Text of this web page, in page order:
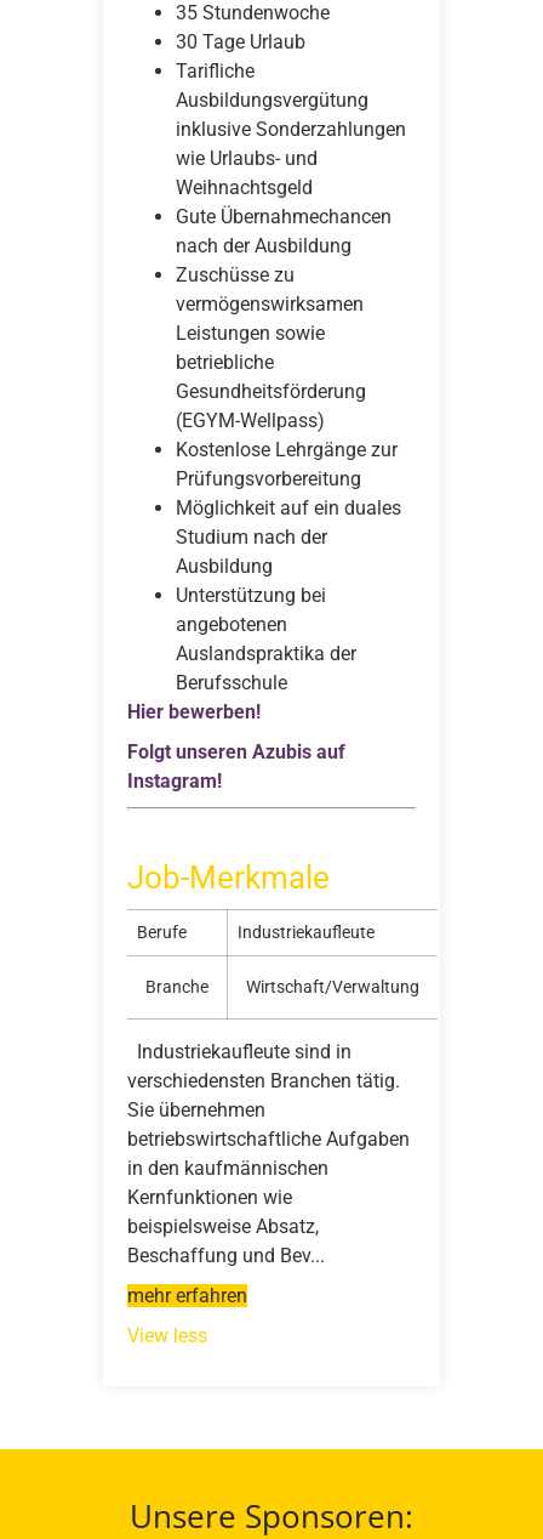
35 Stundenwoche
30 Tage Urlaub
Tarifliche
Ausbildungsvergütung
inklusive Sonderzahlungen
wie Urlaubs- und
Weihnachtsgeld
Gute Übernahmechancen
nach der Ausbildung
Zuschüsse zu
vermögenswirksamen
Leistungen sowie
betriebliche
Gesundheitsförderung
(EGYM-Wellpass)
Kostenlose Lehrgänge zur
Prüfungsvorbereitung
Möglichkeit auf ein duales
Studium nach der
Ausbildung
Unterstützung bei
angebotenen
Auslandspraktika der
Berufsschule
Hier bewerben!
Folgt unseren Azubis auf
Instagram!
Job-Merkmale
Berufe Industriekaufleute
Branche Wirtschaft/Verwaltung
Industriekaufleute sind in
verschiedensten Branchen tätig.
Sie übernehmen
betriebswirtschaftliche Aufgaben
in den kaufmännischen
Kernfunktionen wie
beispielsweise Absatz,
Beschaffung und Bev...
mehr erfahren
View less
Unsere Sponsoren: